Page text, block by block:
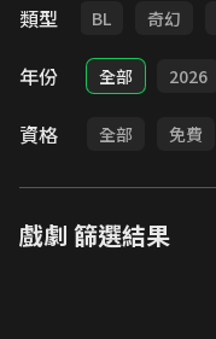
類型
勵志 BL 奇幻
年份 全部 2026
資格 全部 免費
戲劇 篩選結果